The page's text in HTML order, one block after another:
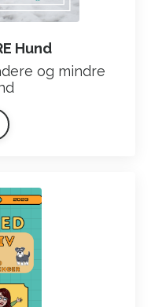
Hund
og mindre